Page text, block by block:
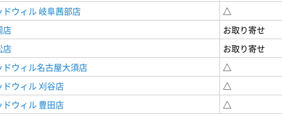
ウィル 岐阜茜部店
△
店
お取り寄せ
店
お取り寄せ
ドウィル名古屋大須店
△
ウィル 刈谷店
△
ウィル 豊田店
△